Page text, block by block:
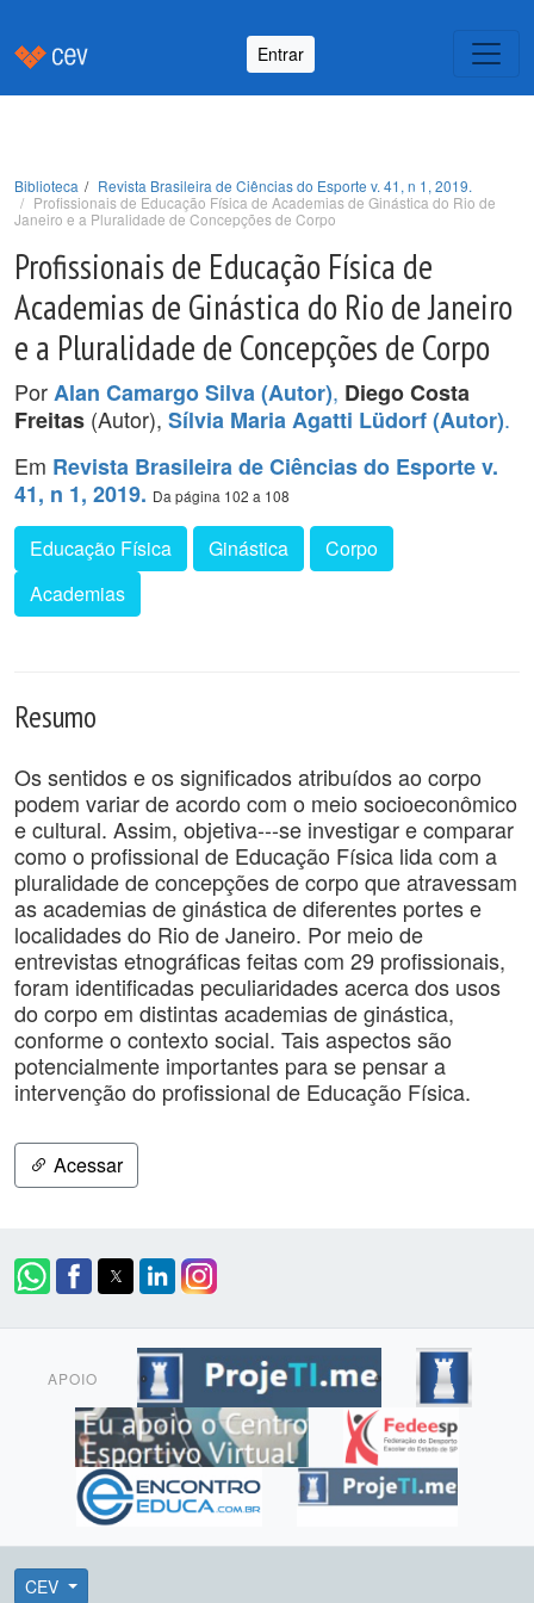
Entrar
Biblioteca
Revista Brasileira de Ciências do Esporte v. 41, n 1, 2019.
Profissionais de Educação Física de Academias de Ginástica do Rio de
Janeiro e a Pluralidade de Concepções de Corpo
Profissionais de Educação Física de
Academias de Ginástica do Rio de Janeiro
e a Pluralidade de Concepções de Corpo
PorAlan Camargo Silva (Autor), Diego Costa
Freitas (Autor), Sílvia Maria Agatti Lüdorf (Autor).
Em Revista Brasileira de Ciências do Esporte v.
41, n 1, 2019. Da página 102 a 108
Educação Física Ginástica
Corpo
Academias
Resumo
Os sentidos e os significados atribuídos ao corpo
podem variar de acordo com o meio socioeconômico
e cultural. Assim, objetiva---se investigar e comparar
como o profissional de Educação Física lida com a
pluralidade de concepções de corpo que atravessam
as academias de ginástica de diferentes portes e
localidades do Rio de Janeiro. Por meio de
entrevistas etnográficas feitas com 29 profissionais,
foram identificadas peculiaridades acerca dos usos
do corpo em distintas academias de ginástica,
conforme o contexto social. Tais aspectos são
potencialmente importantes para se pensar a
intervenção do profissional de Educação Física.
Acessar
APOIO
CEV